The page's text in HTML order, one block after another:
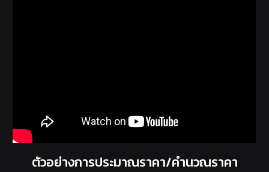
ตัวอย่างการประมาณราคา/คำนวณราคา